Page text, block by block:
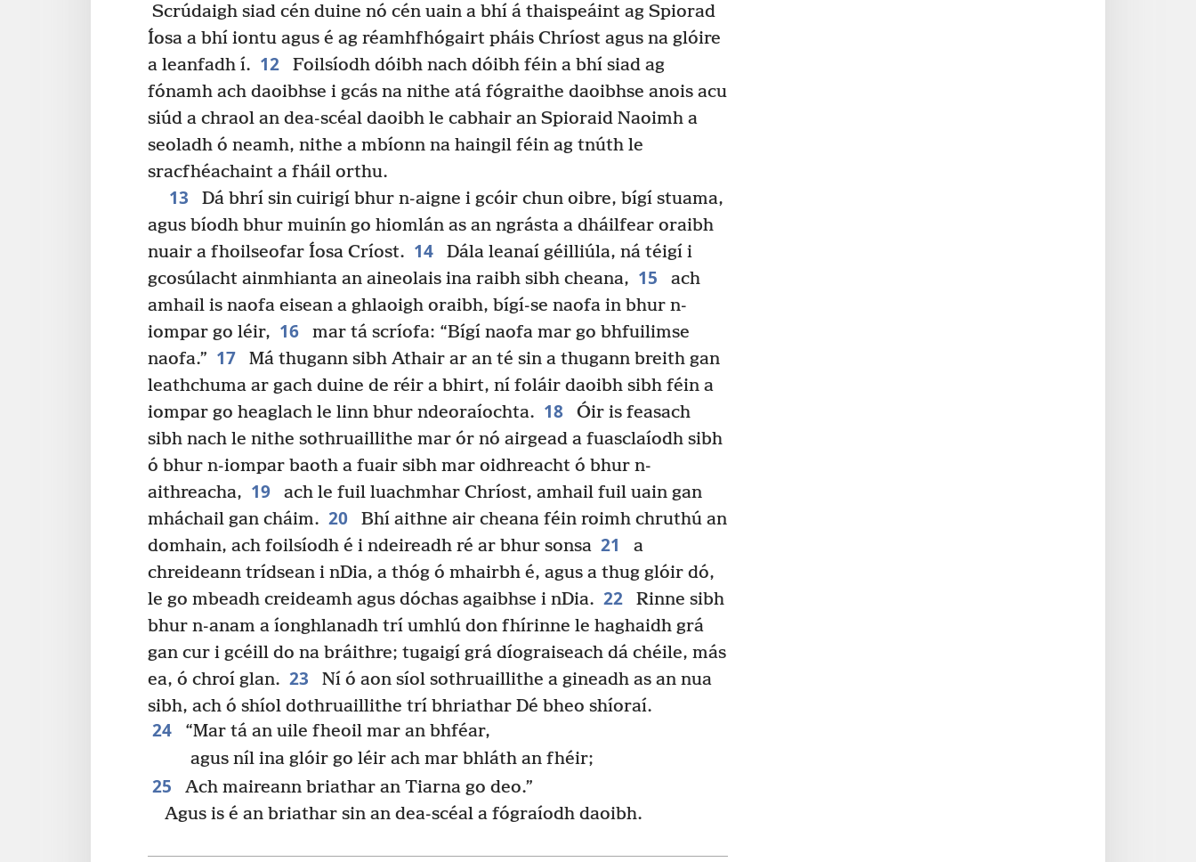
Scrúdaigh siad cén duine nó cén uain a bhí á thaispeáint ag Spiorad
Íosa a bhí iontu agus é ag réamhfhógairt pháis Chríost agus na glóire
a leanfadh í. 12
Foilsíodh dóibh nach dóibh féin a bhí siad ag
fónamh ach daoibhse i gcás na nithe atá fógraithe daoibhse anois acu
siúd a chraol an dea-scéal daoibh le cabhair an Spioraid Naoimh a
seoladh ó neamh, nithe a mbíonn na haingil féin ag tnúth le
sracfhéachaint a fháil orthu.
13
Dá bhrí sin cuirigí bhur n-aigne i gcóir chun oibre, bígí stuama,
agus bíodh bhur muinín go hiomlán as an ngrásta a dháilfear oraibh
nuair a fhoilseofar Íosa Críost. 14
Dála leanaí géilliúla, ná téigí i
gcosúlacht ainmhianta an aineolais ina raibh sibh cheana, 15
ach
amhail is naofa eisean a ghlaoigh oraibh, bígí-se naofa in bhur n-
iompar go léir, 16
mar tá scríofa: “Bígí naofa mar go bhfuilimse
naofa.” 17
Má thugann sibh Athair ar an té sin a thugann breith gan
leathchuma ar gach duine de réir a bhirt, ní foláir daoibh sibh féin a
iompar go heaglach le linn bhur ndeoraíochta. 18
Óir is feasach
sibh nach le nithe sothruaillithe mar ór nó airgead a fuasclaíodh sibh
ó bhur n-iompar baoth a fuair sibh mar oidhreacht ó bhur n-
aithreacha, 19
ach le fuil luachmhar Chríost, amhail fuil uain gan
mháchail gan cháim. 20
Bhí aithne air cheana féin roimh chruthú an
domhain, ach foilsíodh é i ndeireadh ré ar bhur sonsa 21
a
chreideann trídsean i nDia, a thóg ó mhairbh é, agus a thug glóir dó,
le go mbeadh creideamh agus dóchas agaibhse i nDia. 22
Rinne sibh
bhur n-anam a íonghlanadh trí umhlú don fhírinne le haghaidh grá
gan cur i gcéill do na bráithre; tugaigí grá díograiseach dá chéile, más
ea, ó chroí glan. 23
Ní ó aon síol sothruaillithe a gineadh as an nua
sibh, ach ó shíol dothruaillithe trí bhriathar Dé bheo shíoraí.
24
“Mar tá an uile fheoil mar an bhféar,
agus níl ina glóir go léir ach mar bhláth an fhéir;
25
Ach maireann briathar an Tiarna go deo.”
Agus is é an briathar sin an dea-scéal a fógraíodh daoibh.